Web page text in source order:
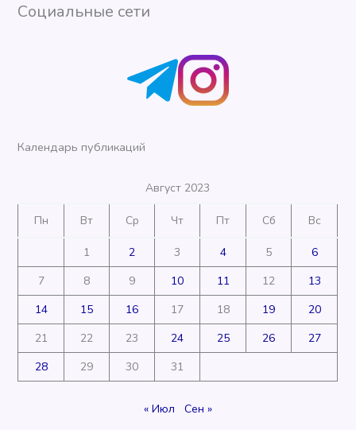
Социальные сети
Календарь публикаций
Август 2023
Пн Вт Ср Чт Пт Сб Вс
1 2 3 4 5
6
7
8 9 10 11 12
13
14
15 16 17 18 19
20
21
22 23 24 25 26
27
28
29 30 31
« Июл Сен »